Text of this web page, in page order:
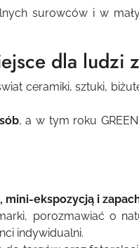
surowców i w
dla ludzi
ceramiki, sztuki,
, a w tym roku
mini-ekspozycją i
porozmawiać o
indywidualni.